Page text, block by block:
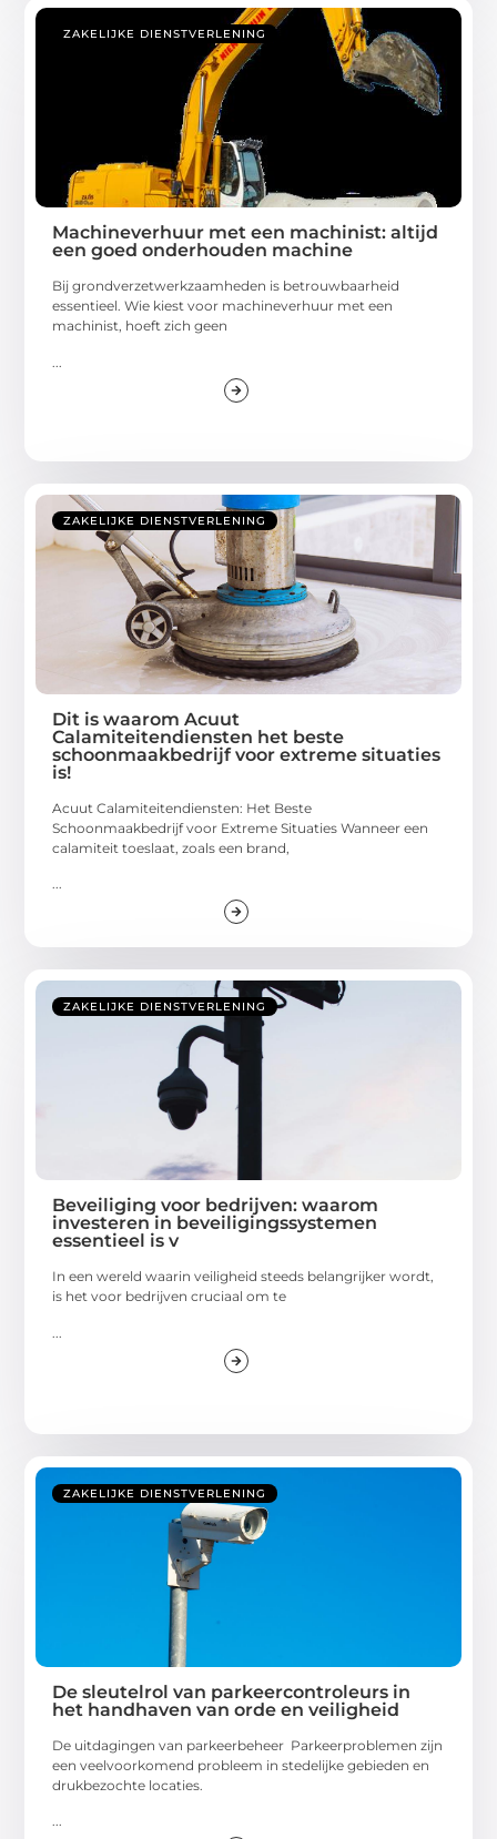
ZAKELIJKE DIENSTVERLENING
Machineverhuur met een machinist: altijd
een goed onderhouden machine
Bij grondverzetwerkzaamheden is betrouwbaarheid
essentieel. Wie kiest voor machineverhuur met een
machinist, hoeft zich geen
ZAKELIJKE DIENSTVERLENING
Dit is waarom Acuut
Calamiteitendiensten het beste
schoonmaakbedrijf voor extreme situaties
is!
Acuut Calamiteitendiensten: Het Beste
Schoonmaakbedrijf voor Extreme Situaties Wanneer een
calamiteit toeslaat, zoals een brand,
...
ZAKELIJKE DIENSTVERLENING
Beveiliging voor bedrijven: waarom
investeren in beveiligingssystemen
essentieel is v
In een wereld waarin veiligheid steeds belangrijker wordt,
is het voor bedrijven cruciaal om te
ZAKELIJKE DIENSTVERLENING
De sleutelrol van parkeercontroleurs in
het handhaven van orde en veiligheid
De uitdagingen van parkeerbeheer Parkeerproblemen zijn
een veelvoorkomend probleem in stedelijke gebieden en
drukbezochte locaties.
...